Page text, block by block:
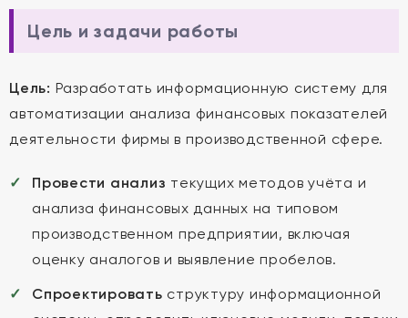
Цель и задачи работы
Цель: Разработать информационную систему для
автоматизации анализа финансовых показателей
деятельности фирмы в производственной сфере.
Провести анализ текущих методов учёта и
анализа финансовых данных на типовом
производственном предприятии, включая
оценку аналогов и выявление пробелов.
Спроектировать структуру информационной